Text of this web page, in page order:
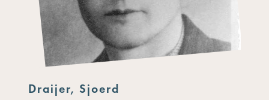
Draijer, Sjoerd